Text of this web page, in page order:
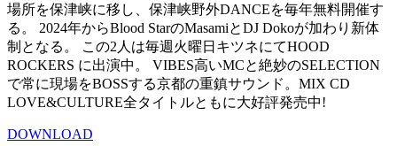
場所を保津峡に移し、保津峡野外DANCEを毎年無料開催す
る。 2024年からBlood StarのMasamiとDJ Dokoが加わり新体
制となる。 この2人は毎週火曜日キツネにてHOOD
ROCKERS に出演中。 VIBES高いMCと絶妙のSELECTION
で常に現場をBOSSする京都の重鎮サウンド。MIX CD
LOVE&CULTURE全タイトルともに大好評発売中!
DOWNLOAD